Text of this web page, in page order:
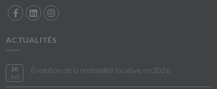
ACTUALITÉS
20
Juil
Évolution de la rentabilité locative en 2026